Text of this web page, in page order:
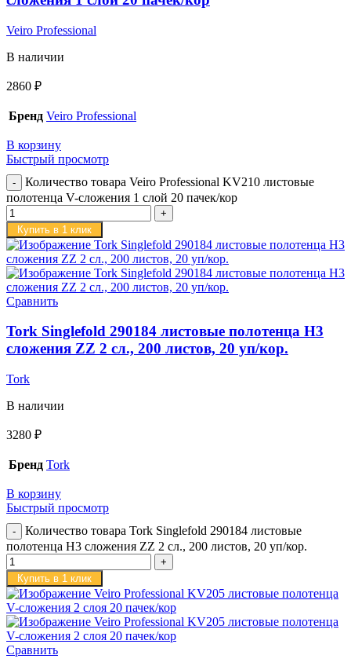
Veiro Professional
В наличии
2860 ₽
Бренд Veiro Professional
В корзину
Быстрый просмотр
Количество товара Veiro Professional KV210 листовые
полотенца V-сложения 1 слой 20 пачек/кор
Купить в 1 клик
Сравнить
Tork Singlefold 290184 листовые полотенца H3
сложения ZZ 2 сл., 200 листов, 20 уп/кор.
Tork
В наличии
3280 ₽
Бренд Tork
В корзину
Быстрый просмотр
Количество товара Tork Singlefold 290184 листовые
полотенца H3 сложения ZZ 2 сл., 200 листов, 20 уп/кор.
Купить в 1 клик
Сравнить